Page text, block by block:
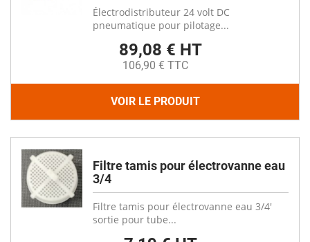
Électrodistributeur 24 volt DC
pneumatique pour pilotage...
89,08 € HT
106,90 € TTC
VOIR LE PRODUIT
Filtre tamis pour électrovanne eau
3/4
Filtre tamis pour électrovanne eau 3/4'
sortie pour tube...